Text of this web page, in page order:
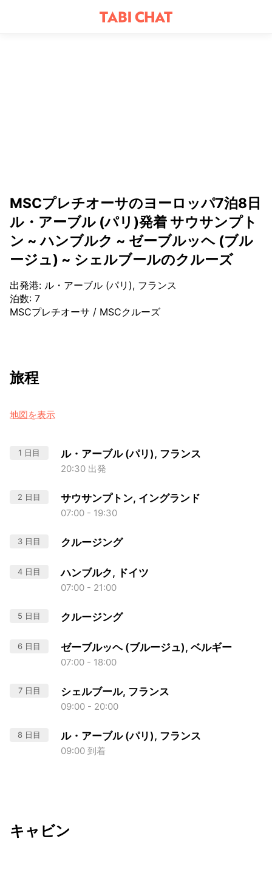
MSCプレチオーサのヨーロッパ7泊8日
ル・アーブル (パリ)発着 サウサンプト
ン ~ ハンブルク ~ ゼーブルッヘ (ブル
ージュ) ~ シェルブールのクルーズ
出発港: ル・アーブル (パリ), フランス
泊数: 7
MSCプレチオーサ / MSCクルーズ
旅程
地図を表示
1 日目 ル・アーブル (パリ), フランス
20:30 出発
2 日目 サウサンプトン, イングランド
07:00 - 19:30
3 日目 クルージング
4 日目 ハンブルク, ドイツ
07:00 - 21:00
5 日目 クルージング
6 日目 ゼーブルッヘ (ブルージュ), ベルギー
07:00 - 18:00
7 日目 シェルブール, フランス
09:00 - 20:00
8 日目 ル・アーブル (パリ), フランス
09:00 到着
キャビン